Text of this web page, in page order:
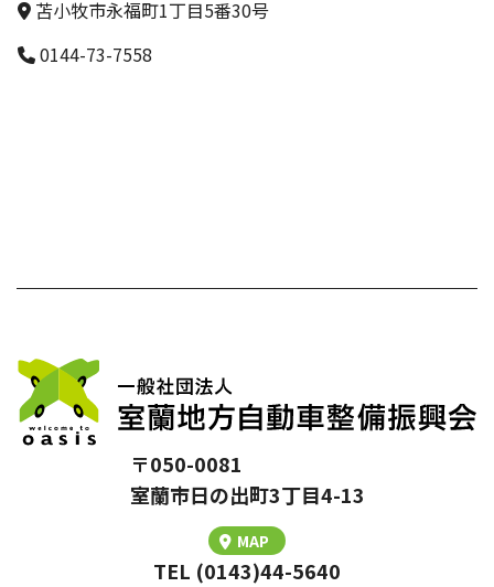
苫小牧市永福町1丁目5番30号
0144-73-7558
〒050-0081
室蘭市⽇の出町3丁⽬4-13
MAP
TEL (0143)44-5640